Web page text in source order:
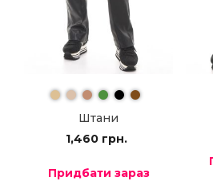
Штани
1,460 грн.
Придбати зараз